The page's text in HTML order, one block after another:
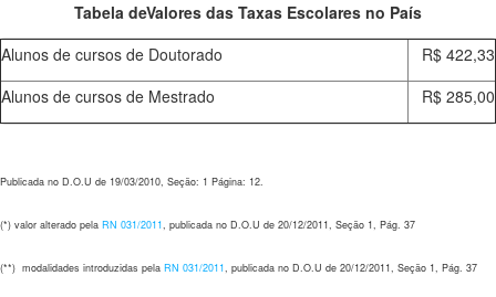
Tabela deValores das Taxas Escolares no País
Alunos de cursos de Doutorado
R$ 422,33
Alunos de cursos de Mestrado
R$ 285,00
Publicada no D.O.U de 19/03/2010, Seção: 1 Página: 12.
(*) valor alterado pela RN 031/2011, publicada no D.O.U de 20/12/2011, Seção 1, Pág. 37
(**) modalidades introduzidas pela RN 031/2011, publicada no D.O.U de 20/12/2011, Seção 1, Pág. 37